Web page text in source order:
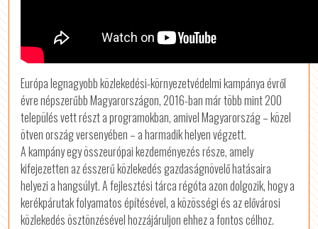
Európa legnagyobb közlekedési-környezetvédelmi kampánya évről
évre népszerűbb Magyarországon, 2016-ban már több mint 200
település vett részt a programokban, amivel Magyarország – közel
ötven ország versenyében – a harmadik helyen végzett.
A kampány egy összeurópai kezdeményezés része, amely
kifejezetten az ésszerű közlekedés gazdaságnövelő hatásaira
helyezi a hangsúlyt. A fejlesztési tárca régóta azon dolgozik, hogy a
kerékpárutak folyamatos építésével, a közösségi és az elővárosi
közlekedés ösztönzésével hozzájáruljon ehhez a fontos célhoz.